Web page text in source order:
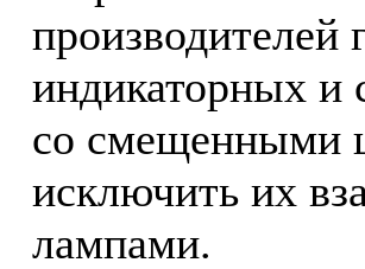
производителей
индикаторных и
со смещенными
исключить их
лампами.